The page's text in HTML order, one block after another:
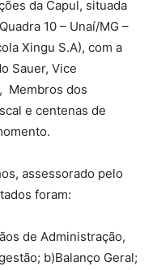
da Capul, situada
10 – Unaí/MG –
Xingu S.A), com a
Sauer, Vice
Membros dos
e centenas de
assessorado pelo
foram:
de Administração,
b)Balanço Geral;